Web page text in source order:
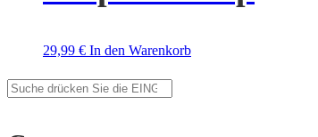
29,99 € In den Warenkorb